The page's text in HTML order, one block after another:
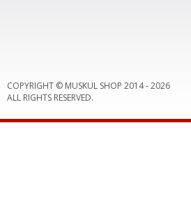
COPYRIGHT © MUSKUL SHOP 2014 -2026
ALL RIGHTS RESERVED.